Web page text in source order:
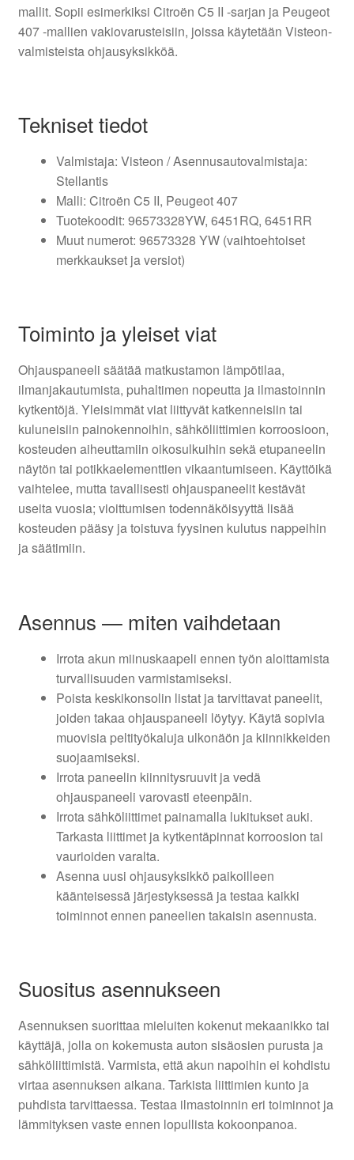
mallit. Sopii esimerkiksi Citroën C5 II -sarjan ja Peugeot
407 -mallien vakiovarusteisiin, joissa käytetään Visteon-
valmisteista ohjausyksikköä.
Tekniset tiedot
Valmistaja: Visteon / Asennusautovalmistaja:
Stellantis
Malli: Citroën C5 II, Peugeot 407
Tuotekoodit: 96573328YW, 6451RQ, 6451RR
Muut numerot: 96573328 YW (vaihtoehtoiset
merkkaukset ja versiot)
Toiminto ja yleiset viat
Ohjauspaneeli säätää matkustamon lämpötilaa,
ilmanjakautumista, puhaltimen nopeutta ja ilmastoinnin
kytkentöjä. Yleisimmät viat liittyvät katkenneisiin tai
kuluneisiin painokennoihin, sähköliittimien korroosioon,
kosteuden aiheuttamiin oikosulkuihin sekä etupaneelin
näytön tai potikkaelementtien vikaantumiseen. Käyttöikä
vaihtelee, mutta tavallisesti ohjauspaneelit kestävät
useita vuosia; vioittumisen todennäköisyyttä lisää
kosteuden pääsy ja toistuva fyysinen kulutus nappeihin
ja säätimiin.
Asennus — miten vaihdetaan
Irrota akun miinuskaapeli ennen työn aloittamista
turvallisuuden varmistamiseksi.
Poista keskikonsolin listat ja tarvittavat paneelit,
joiden takaa ohjauspaneeli löytyy. Käytä sopivia
muovisia peltityökaluja ulkonäön ja kiinnikkeiden
suojaamiseksi.
Irrota paneelin kiinnitysruuvit ja vedä
ohjauspaneeli varovasti eteenpäin.
Irrota sähköliittimet painamalla lukitukset auki.
Tarkasta liittimet ja kytkentäpinnat korroosion tai
vaurioiden varalta.
Asenna uusi ohjausyksikkö paikoilleen
käänteisessä järjestyksessä ja testaa kaikki
toiminnot ennen paneelien takaisin asennusta.
Suositus asennukseen
Asennuksen suorittaa mieluiten kokenut mekaanikko tai
käyttäjä, jolla on kokemusta auton sisäosien purusta ja
sähköliittimistä. Varmista, että akun napoihin ei kohdistu
virtaa asennuksen aikana. Tarkista liittimien kunto ja
puhdista tarvittaessa. Testaa ilmastoinnin eri toiminnot ja
lämmityksen vaste ennen lopullista kokoonpanoa.